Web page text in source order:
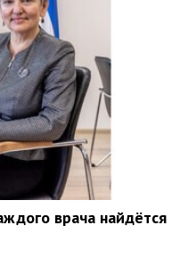
врача найдётся